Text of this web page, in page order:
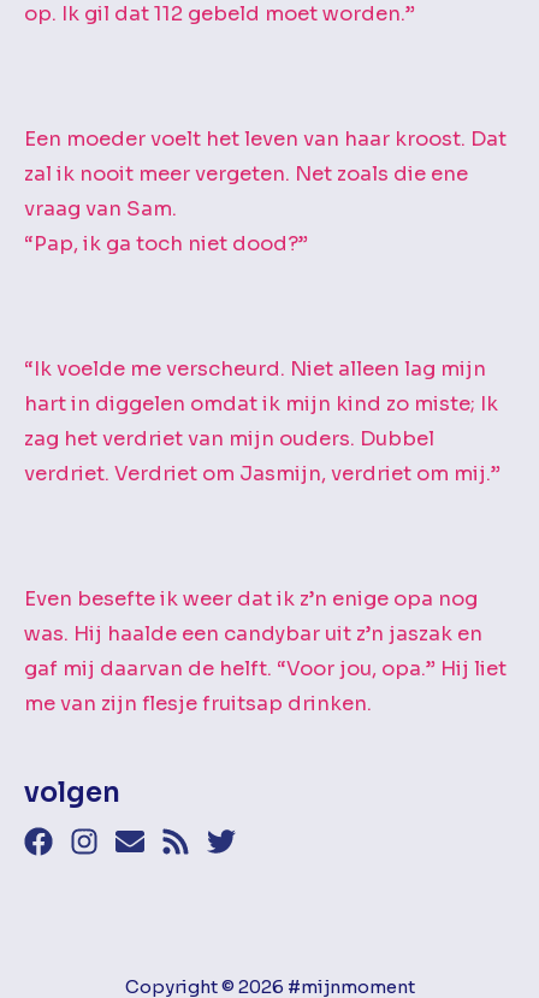
op. Ik gil dat 112 gebeld moet worden.”
Een moeder voelt het leven van haar kroost. Dat
zal ik nooit meer vergeten. Net zoals die ene
vraag van Sam.
“Pap, ik ga toch niet dood?”
“Ik voelde me verscheurd. Niet alleen lag mijn
hart in diggelen omdat ik mijn kind zo miste; Ik
zag het verdriet van mijn ouders. Dubbel
verdriet. Verdriet om Jasmijn, verdriet om mij.”
Even besefte ik weer dat ik z’n enige opa nog
was. Hij haalde een candybar uit z’n jaszak en
gaf mij daarvan de helft. “Voor jou, opa.” Hij liet
me van zijn flesje fruitsap drinken.
volgen
Copyright © 2026 #mijnmoment